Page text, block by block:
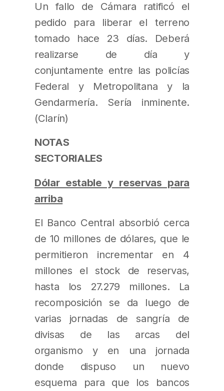
Un fallo de Cámara ratificó el
pedido para liberar el terreno
tomado hace 23 días. Deberá
realizarse de día y
conjuntamente entre las policías
Federal y Metropolitana y la
Gendarmería. Sería inminente.
NOTAS
SECTORIALES
Dólar estable y reservas para
arriba
El Banco Central absorbió cerca
de 10 millones de dólares, que le
permitieron incrementar en 4
millones el stock de reservas,
hasta los 27.279 millones. La
recomposición se da luego de
varias jornadas de sangría de
divisas de las arcas del
organismo y en una jornada
donde dispuso un nuevo
esquema para que los bancos